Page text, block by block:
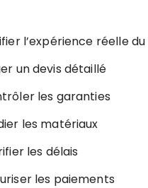
l’expérience réelle
un devis détaillé
les garanties
les matériaux
les délais
les paiements